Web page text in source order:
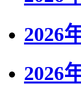
2026
2026